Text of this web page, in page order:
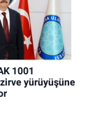
1001
yürüyüşüne